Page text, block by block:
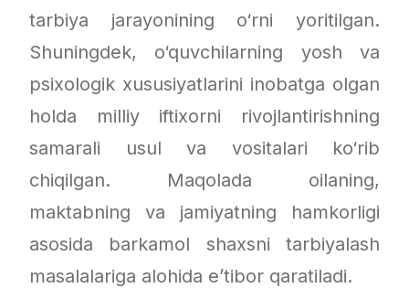
tarbiya jarayonining o‘rni yoritilgan.
Shuningdek, o‘quvchilarning yosh va
psixologik xususiyatlarini inobatga olgan
holda milliy iftixorni rivojlantirishning
samarali usul va vositalari ko‘rib
chiqilgan. Maqolada oilaning,
maktabning va jamiyatning hamkorligi
asosida barkamol shaxsni tarbiyalash
masalalariga alohida e’tibor qaratiladi.